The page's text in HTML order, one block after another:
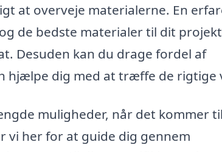
at overveje materialerne. En
de bedste materialer til dit
Desuden kan du drage fordel af
hjælpe dig med at træffe de rigtige
muligheder, når det kommer
vi her for at guide dig gennem